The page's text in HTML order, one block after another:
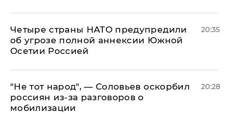
Четыре страны НАТО предупредили
об угрозе полной аннексии Южной
Осетии Россией
20:35
​"Не тот народ", — Соловьев оскорбил
россиян из-за разговоров о
мобилизации
20:28